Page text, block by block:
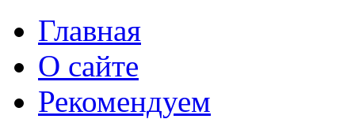
Главная
О сайте
Рекомендуем